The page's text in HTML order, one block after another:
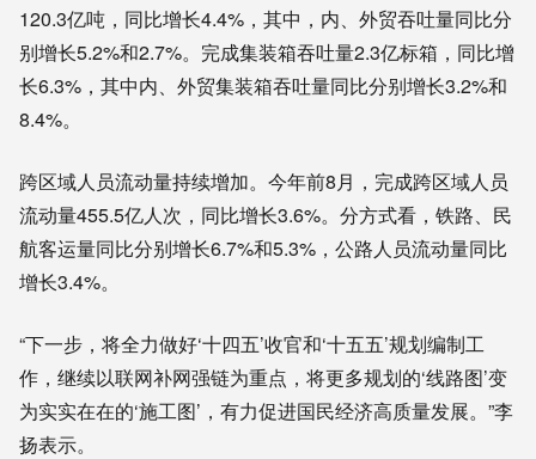
120.3亿吨，同比增长4.4%，其中，内、外贸吞吐量同比分
别增长5.2%和2.7%。完成集装箱吞吐量2.3亿标箱，同比增
长6.3%，其中内、外贸集装箱吞吐量同比分别增长3.2%和
8.4%。
跨区域人员流动量持续增加。今年前8月，完成跨区域人员
流动量455.5亿人次，同比增长3.6%。分方式看，铁路、民
航客运量同比分别增长6.7%和5.3%，公路人员流动量同比
增长3.4%。
“下一步，将全力做好‘十四五’收官和‘十五五’规划编制工
作，继续以联网补网强链为重点，将更多规划的‘线路图’变
为实实在在的‘施工图’，有力促进国民经济高质量发展。”李
扬表示。